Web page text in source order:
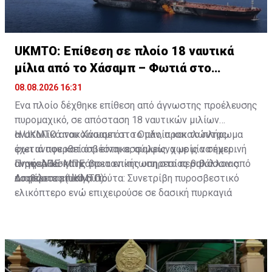
UKMTO: Επίθεση σε πλοίο 18 ναυτικά
μίλια από το Χάσαμπ – Φωτιά στο
σκάφος
08.08.2026 16:31
Ένα πλοίο δέχθηκε επίθεση από άγνωστης προέλευσης
πυρομαχικό, σε απόσταση 18 ναυτικών μιλίων
ανατολικά του Χάσαμπ στο Ομάν, προκαλώντας
φωτιά που κατασβέστηκε, σύμφωνα με μία σημερινή
ανακοίνωση της βρετανικής υπηρεσίας θαλάσσιας
ασφάλειας (UKMTO).
Η UKMTO ανακοίνωσε ότι το πλοίο και το πλήρωμα
έχει αναφερθεί ότι είναι ασφαλείς, χωρίς να έχει
αναφερθεί και κάποια επίπτωση στο περιβάλλον από
το περιστατικό αυτό.
Πηγή: ΑΠΕ-ΜΠΕ
Διαβάστε επίσης:Γιούτα: Συνετρίβη πυροσβεστικό
ελικόπτερο ενώ επιχειρούσε σε δασική πυρκαγιά